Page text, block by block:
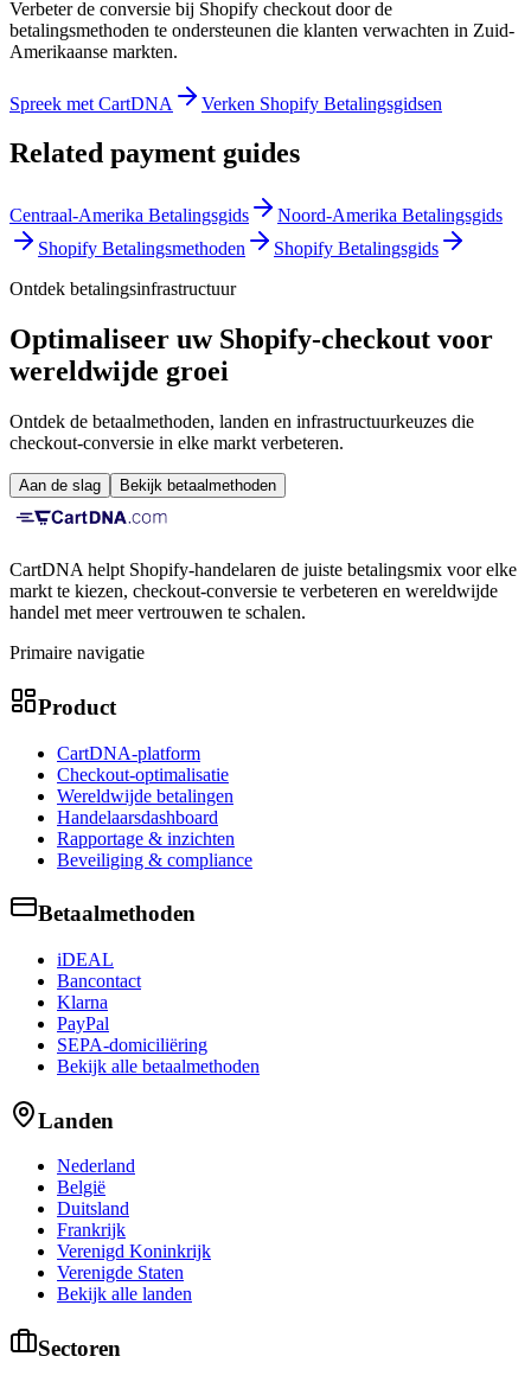
Verbeter de conversie bij Shopify checkout door de
betalingsmethoden te ondersteunen die klanten verwachten in Zuid-
Amerikaanse markten.
Spreek met CartDNA Verken Shopify Betalingsgidsen
Related payment guides
Centraal-Amerika Betalingsgids
Noord-Amerika Betalingsgids
Shopify Betalingsmethoden
Shopify Betalingsgids
Ontdek betalingsinfrastructuur
Optimaliseer uw Shopify-checkout voor
wereldwijde groei
Ontdek de betaalmethoden, landen en infrastructuurkeuzes die
checkout-conversie in elke markt verbeteren.
Aan de slag Bekijk betaalmethoden
CartDNA helpt Shopify-handelaren de juiste betalingsmix voor elke
markt te kiezen, checkout-conversie te verbeteren en wereldwijde
handel met meer vertrouwen te schalen.
Primaire navigatie
Product
CartDNA-platform
Checkout-optimalisatie
Wereldwijde betalingen
Handelaarsdashboard
Rapportage & inzichten
Beveiliging & compliance
Betaalmethoden
iDEAL
Bancontact
Klarna
PayPal
SEPA-domiciliëring
Bekijk alle betaalmethoden
Landen
Nederland
België
Duitsland
Frankrijk
Verenigd Koninkrijk
Verenigde Staten
Bekijk alle landen
Sectoren